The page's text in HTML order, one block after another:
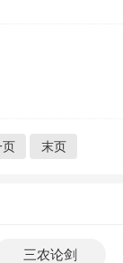
页 末页
三农论剑